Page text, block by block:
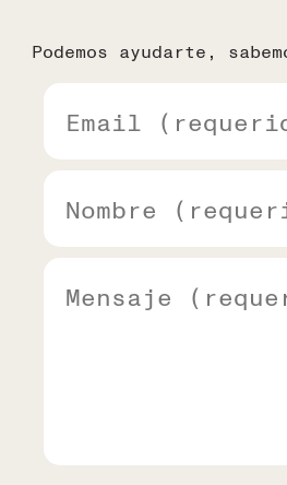
Podemos ayudarte,